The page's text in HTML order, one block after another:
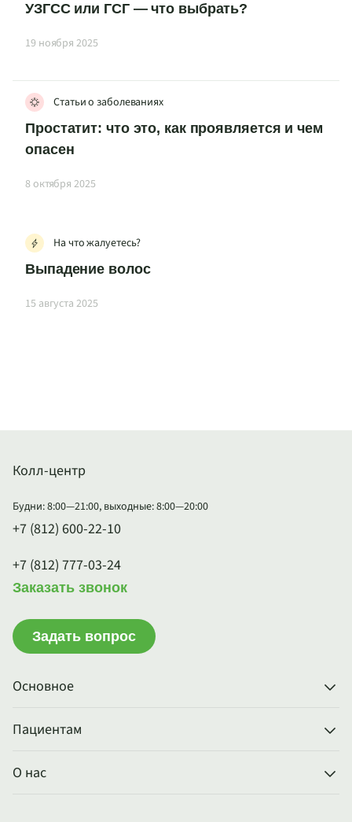
УЗГСС или ГСГ — что выбрать?
19 ноября 2025
Статьи о заболеваниях
Простатит: что это, как проявляется и чем
опасен
8 октября 2025
На что жалуетесь?
Выпадение волос
15 августа 2025
Основное
Пациентам
О нас
Колл-центр
Будни: 8:00—21:00, выходные: 8:00—20:00
+7 (812) 600-22-10
+7 (812) 777-03-24
Заказать звонок
Задать вопрос